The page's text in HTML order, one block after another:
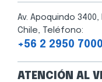
Av. Apoquindo
Chile, Teléfono:
+56 2 2950 7000
ATENCIÓN AL